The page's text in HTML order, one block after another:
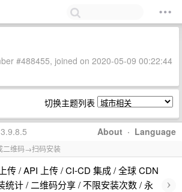
#488455, joined on 2020-05-09 00:22:44
切换主题列表
About · Language
二维码→扫码安装
传 / API 上传 / CI-CD 集成 / 全球 CDN
统计 / 二维码分享 / 不限安装次数 / 永
›